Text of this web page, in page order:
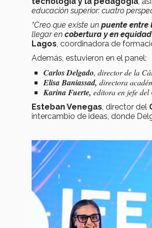
educación superior: cuatro
“Creo que existe un puente entre
llegar en cobertura y en equidad
Lagos, coordinadora de
Además, estuvieron en el panel:
Carlos Delgado, director de la
Elisa Baniassad, directora
Karina Fuerte, editora en jefe del
Esteban Venegas, director del
intercambio de ideas, donde